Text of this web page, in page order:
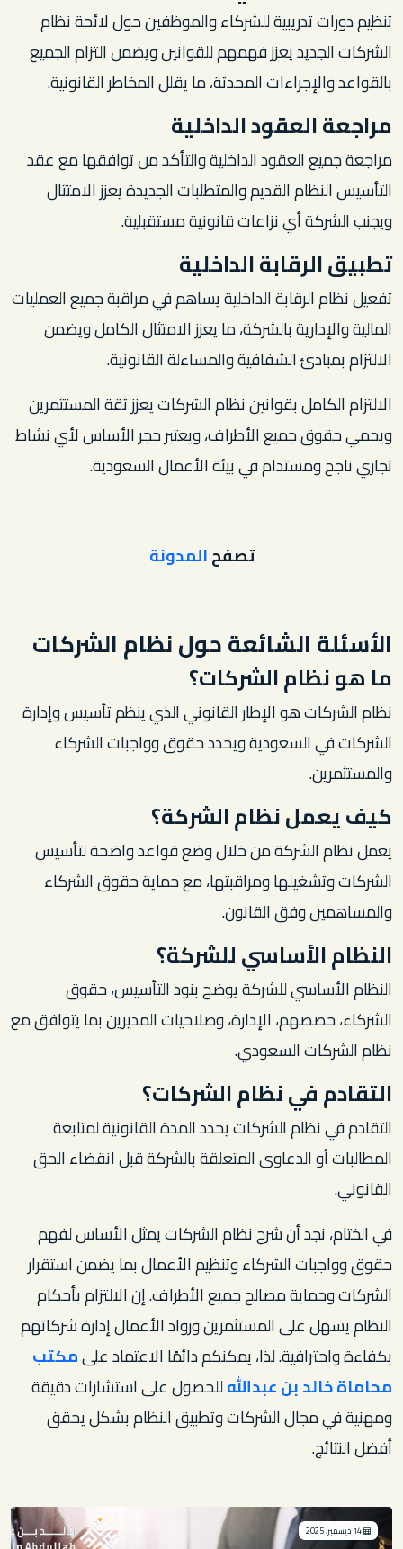
تنظيم دورات تدريبية للشركاء والموظفين حول لائحة نظام
الشركات الجديد يعزز فهمهم للقوانين ويضمن التزام الجميع
بالقواعد والإجراءات المحدثة، ما يقلل المخاطر القانونية.
مراجعة العقود الداخلية
مراجعة جميع العقود الداخلية والتأكد من توافقها مع عقد
التأسيس النظام القديم والمتطلبات الجديدة يعزز الامتثال
ويجنب الشركة أي نزاعات قانونية مستقبلية.
تطبيق الرقابة الداخلية
تفعيل نظام الرقابة الداخلية يساهم في مراقبة جميع العمليات
المالية والإدارية بالشركة، ما يعزز الامتثال الكامل ويضمن
الالتزام بمبادئ الشفافية والمساءلة القانونية.
الالتزام الكامل بقوانين نظام الشركات يعزز ثقة المستثمرين
ويحمي حقوق جميع الأطراف، ويعتبر حجر الأساس لأي نشاط
تجاري ناجح ومستدام في بيئة الأعمال السعودية.
تصفحالمدونة
الأسئلة الشائعة حول نظام الشركات
ما هو نظام الشركات؟
نظام الشركات هو الإطار القانوني الذي ينظم تأسيس وإدارة
الشركات في السعودية ويحدد حقوق وواجبات الشركاء
والمستثمرين.
كيف يعمل نظام الشركة؟
يعمل نظام الشركة من خلال وضع قواعد واضحة لتأسيس
الشركات وتشغيلها ومراقبتها، مع حماية حقوق الشركاء
والمساهمين وفق القانون.
النظام الأساسي للشركة؟
النظام الأساسي للشركة يوضح بنود التأسيس، حقوق
الشركاء، حصصهم، الإدارة، وصلاحيات المديرين بما يتوافق مع
نظام الشركات السعودي.
التقادم في نظام الشركات؟
التقادم في نظام الشركات يحدد المدة القانونية لمتابعة
المطالبات أو الدعاوى المتعلقة بالشركة قبل انقضاء الحق
القانوني.
في الختام، نجد أن شرح نظام الشركات يمثل الأساس لفهم
حقوق وواجبات الشركاء وتنظيم الأعمال بما يضمن استقرار
الشركات وحماية مصالح جميع الأطراف. إن الالتزام بأحكام
النظام يسهل على المستثمرين ورواد الأعمال إدارة شركاتهم
بكفاءة واحترافية. لذا، يمكنكم دائمًا الاعتماد علىمكتب
محاماة خالد بن عبداللهللحصول على استشارات دقيقة
ومهنية في مجال الشركات وتطبيق النظام بشكل يحقق
أفضل النتائج.